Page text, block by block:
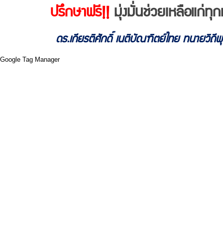
ปรึกษาฟรี!! มุ่งมั่นช่วยเหลือแก่ทุ
ดร.เกียรติศักดิ์ เนติบัณฑิตย์ไทย ทนายวิถีพุ
Google Tag Manager